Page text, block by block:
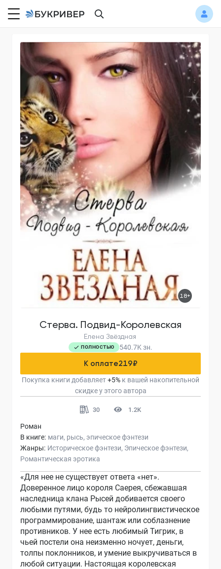
18+
Стерва. Подвид-Королевская
Елена Звёздная
ПОЛНОСТЬЮ 540.7K зн.
К оплате219₽
Покупка книги добавляет+5% к вашей накопительной
скидке у этого автора
30 1.2K
Роман
В книге: маги рысь эпическое фэнтези
Жанры: Историческое фэнтези Эпическое фэнтези
Романтическая эротика
«Для нее не существует ответа «нет».
Доверенное лицо короля Саерея, сбежавшая
наследница клана Рысей добивается своего
любыми путями, будь то нейролингвистическое
программирование, шантаж или соблазнение
противников. У нее есть любимый Тигрик, в
чьей постели она неизменно ночует, деньги,
толпы поклонников, и умение выкручиваться в
любой ситуации. Настоящая королевская